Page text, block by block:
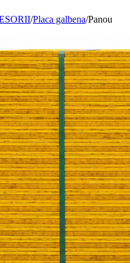
/Placa galbena/Panou